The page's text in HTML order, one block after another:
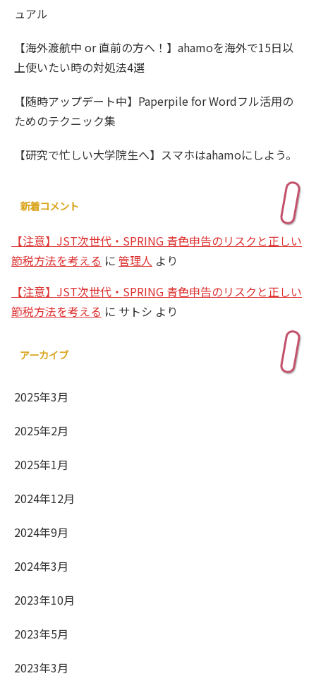
ュアル
【海外渡航中 or 直前の方へ！】ahamoを海外で15日以
上使いたい時の対処法4選
【随時アップデート中】Paperpile for Wordフル活用の
ためのテクニック集
【研究で忙しい大学院生へ】スマホはahamoにしよう。
新着コメント
【注意】JST次世代・SPRING 青色申告のリスクと正しい
節税方法を考える に 管理人 より
【注意】JST次世代・SPRING 青色申告のリスクと正しい
節税方法を考える に サトシ より
アーカイブ
2025年3月
2025年2月
2025年1月
2024年12月
2024年9月
2024年3月
2023年10月
2023年5月
2023年3月